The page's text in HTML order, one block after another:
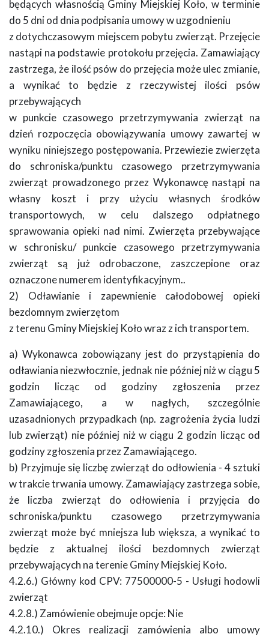
będących własnością Gminy Miejskiej Koło, w terminie
do 5 dni od dnia podpisania umowy w uzgodnieniu
z dotychczasowym miejscem pobytu zwierząt. Przejęcie
nastąpi na podstawie protokołu przejęcia. Zamawiający
zastrzega, że ilość psów do przejęcia może ulec zmianie,
a wynikać to będzie z rzeczywistej ilości psów
przebywających
w punkcie czasowego przetrzymywania zwierząt na
dzień rozpoczęcia obowiązywania umowy zawartej w
wyniku niniejszego postępowania. Przewiezie zwierzęta
do schroniska/punktu czasowego przetrzymywania
zwierząt prowadzonego przez Wykonawcę nastąpi na
własny koszt i przy użyciu własnych środków
transportowych, w celu dalszego odpłatnego
sprawowania opieki nad nimi. Zwierzęta przebywające
w schronisku/ punkcie czasowego przetrzymywania
zwierząt są już odrobaczone, zaszczepione oraz
oznaczone numerem identyfikacyjnym..
2) Odławianie i zapewnienie całodobowej opieki
bezdomnym zwierzętom
z terenu Gminy Miejskiej Koło wraz z ich transportem.
a) Wykonawca zobowiązany jest do przystąpienia do
odławiania niezwłocznie, jednak nie później niż w ciągu 5
godzin licząc od godziny zgłoszenia przez
Zamawiającego, a w nagłych, szczególnie
uzasadnionych przypadkach (np. zagrożenia życia ludzi
lub zwierząt) nie później niż w ciągu 2 godzin licząc od
godziny zgłoszenia przez Zamawiającego.
b) Przyjmuje się liczbę zwierząt do odłowienia - 4 sztuki
w trakcie trwania umowy. Zamawiający zastrzega sobie,
że liczba zwierząt do odłowienia i przyjęcia do
schroniska/punktu czasowego przetrzymywania
zwierząt może być mniejsza lub większa, a wynikać to
będzie z aktualnej ilości bezdomnych zwierząt
przebywających na terenie Gminy Miejskiej Koło.
4.2.6.) Główny kod CPV: 77500000-5 - Usługi hodowli
zwierząt
4.2.8.) Zamówienie obejmuje opcje: Nie
4.2.10.) Okres realizacji zamówienia albo umowy